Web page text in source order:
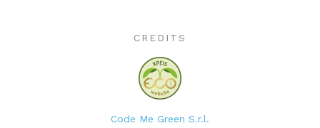
CREDITS
Code Me Green S.r.l.